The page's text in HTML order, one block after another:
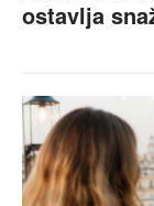
ostavlja